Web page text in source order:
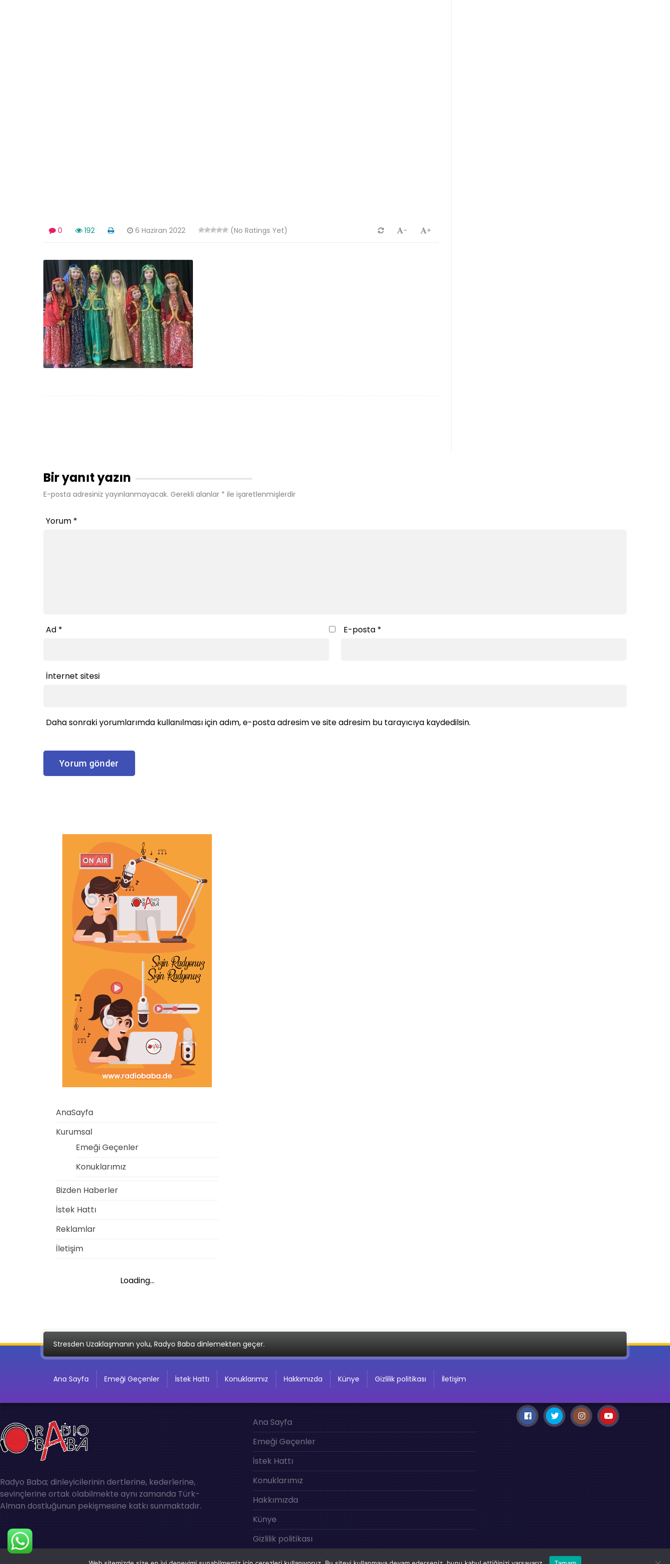
0 192 6 Haziran 2022 (No Ratings Yet) +
-
Bir yanıt yazın
E-posta adresiniz yayınlanmayacak. Gerekli alanlar * ile işaretlenmişlerdir
Yorum *
Ad * E-posta *
İnternet sitesi
Daha sonraki yorumlarımda kullanılması için adım, e-posta adresim ve site adresim bu tarayıcıya kaydedilsin.
AnaSayfa
Kurumsal
Emeği Geçenler
Konuklarımız
Bizden Haberler
İstek Hattı
Reklamlar
İletişim
Loading...
Stresden Uzaklaşmanın yolu, Radyo Baba dinlemekten geçer.
Ana Sayfa Emeği Geçenler İstek Hattı Konuklarımız Hakkımızda Künye Gizlilik politikası İletişim
Radyo Baba; dinleyicilerinin dertlerine, kederlerine,
sevinçlerine ortak olabilmekte aynı zamanda Türk-
Alman dostluğunun pekişmesine katkı sunmaktadır.
Ana Sayfa
Emeği Geçenler
İstek Hattı
Konuklarımız
Hakkımızda
Künye
Gizlilik politikası
İletişim